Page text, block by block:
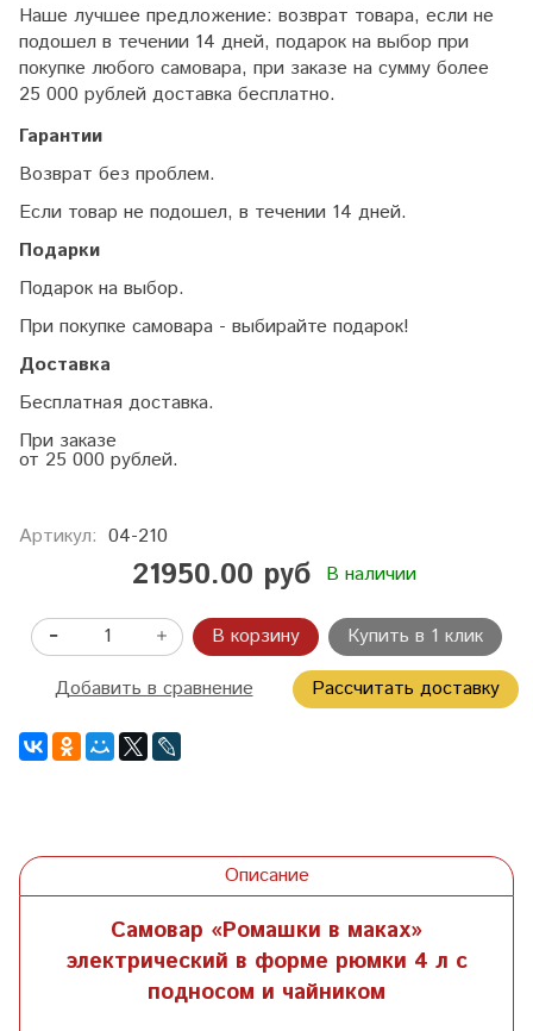
Наше лучшее предложение: возврат товара, если не
подошел в течении 14 дней, подарок на выбор при
покупке любого самовара, при заказе на сумму более
25 000 рублей доставка бесплатно.
Гарантии
Возврат без проблем.
Если товар не подошел, в течении 14 дней.
Подарки
Подарок на выбор.
При покупке самовара - выбирайте подарок!
Доставка
Бесплатная доставка.
При заказе
от 25 000 рублей.
Артикул: 04-210
21950.00 руб В наличии
В корзину
Купить в 1 клик
Добавить в сравнение
Рассчитать доставку
Описание
Самовар «Ромашки в маках»
электрический в форме рюмки 4 л с
подносом и чайником